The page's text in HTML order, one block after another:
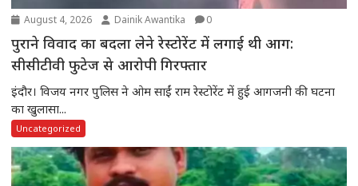
August 4, 2026 Dainik Awantika 0
पुराने विवाद का बदला लेने रेस्टोरेंट में लगाई थी आग:
सीसीटीवी फुटेज से आरोपी गिरफ्तार
इंदौर। विजय नगर पुलिस ने ओम साईं राम रेस्टोरेंट में हुई आगजनी की घटना
का खुलासा...
Uncategorized